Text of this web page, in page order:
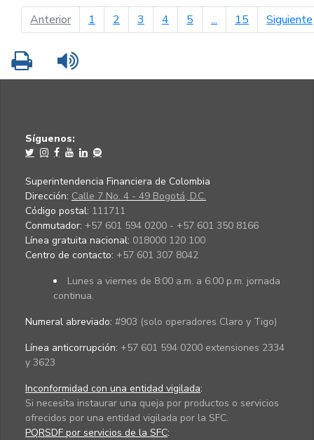
Anteriorpágina anterior
1 2 3 4 5 ... 15 Siguiente
Imprimir
Síguenos:
Superintendencia Financiera de Colombia
Dirección: Calle 7 No. 4 - 49 Bogotá, D.C.
Código postal: 111711
Conmutador: +57 601 594 0200 - +57 601 350 8166
Línea gratuita nacional: 018000 120 100
Centro de contacto: +57 601 307 8042
Lunes a viernes de 8:00 a.m. a 6:00 p.m. jornada
continua.
Numeral abreviado: #903 (solo operadores Claro y Tigo)
Línea anticorrupción: +57 601 594 0200 extensiones 2334
y 3623
Inconformidad con una entidad vigilada:
Si necesita instaurar una queja por productos o servicios
ofrecidos por una entidad vigilada por la SFC.
PQRSDF por servicios de la SFC: